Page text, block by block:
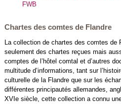
FWB
Chartes des comtes de Flandre
La collection de chartes des comtes de
seulement des chartes reçues mais
comptes de l’hôtel comtal et d’autres
multitude d’informations, tant sur
culturelle de la Flandre que sur les
différentes principautés allemandes,
XVIe siècle, cette collection a connu